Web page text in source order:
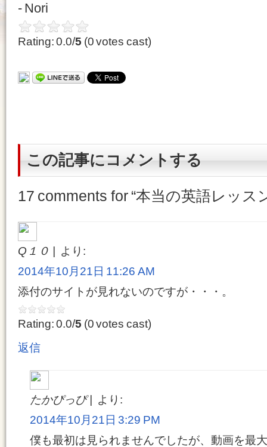
- Nori
Rating: 0.0/5 (0 votes cast)
この記事にコメントする
17 comments for “本当の英語レッス
Q１０
より:
2014年10月21日 11:26 AM
添付のサイトが見れないのですが・・・。
Rating: 0.0/5 (0 votes cast)
返信
たかぴっぴ
より:
2014年10月21日 3:29 PM
僕も最初は見られませんでしたが、動画を最